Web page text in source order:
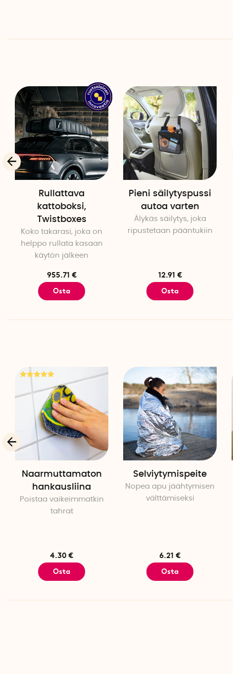
Rullattava
kattoboksi,
Twistboxes
Koko takarasi, joka on
helppo rullata kasaan
käytön jälkeen
955.71 €
Osta
Pieni säilytyspussi
autoa varten
Älykäs säilytys, joka
ripustetaan pääntukiin
12.91 €
Osta
Naarmuttamaton
hankausliina
Poistaa vaikeimmatkin
tahrat
4.30 €
Osta
Selviytymispeite
Nopea apu jäähtymisen
välttämiseksi
6.21 €
Osta